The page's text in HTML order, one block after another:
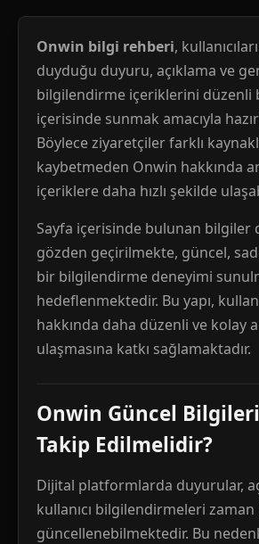
Onwin bilgi rehberi,
duyduğu duyuru, açıklama ve
bilgilendirme içeriklerini düzenli
içerisinde sunmak amacıyla
Böylece ziyaretçiler farklı
kaybetmeden Onwin hakkında
içeriklere daha hızlı şekilde
Sayfa içerisinde bulunan bilgiler
gözden geçirilmekte, güncel,
bir bilgilendirme deneyimi
hedeflenmektedir. Bu yapı,
hakkında daha düzenli ve kolay
ulaşmasına katkı sağlamaktadır.
Onwin Güncel
Takip Edilmelidir?
Dijital platformlarda duyurular,
kullanıcı bilgilendirmeleri
güncellenebilmektedir. Bu